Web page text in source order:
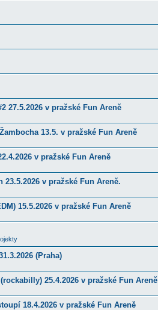
27.5.2026 v pražské Fun Areně
13.5. v pražské Fun Areně
v pražské Fun Areně
v pražské Fun Areně.
15.5.2026 v pražské Fun Areně
(Praha)
25.4.2026 v pražské Fun Areně
18.4.2026 v pražské Fun Areně